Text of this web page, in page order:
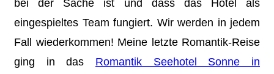
bei der Sache ist und dass das Hotel als
eingespieltes Team fungiert. Wir werden in jedem
Fall wiederkommen! Meine letzte Romantik-Reise
ging in das Romantik Seehotel Sonne in